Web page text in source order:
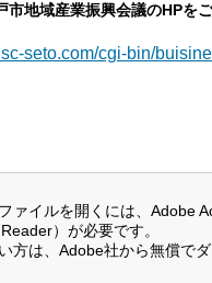
市地域産業振興会議のHPをご
seto.com/cgi-bin/
ァイルを開くには、Adobe
）が必要です。
方は、Adobe社から無償で